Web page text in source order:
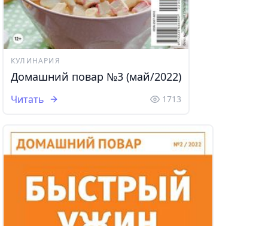
КУЛИНАРИЯ
Домашний повар №3 (май/2022)
Читать 1713